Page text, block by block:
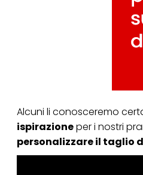
Alcuni li conosceremo
ispirazioneper i nostri
personalizzare il taglio